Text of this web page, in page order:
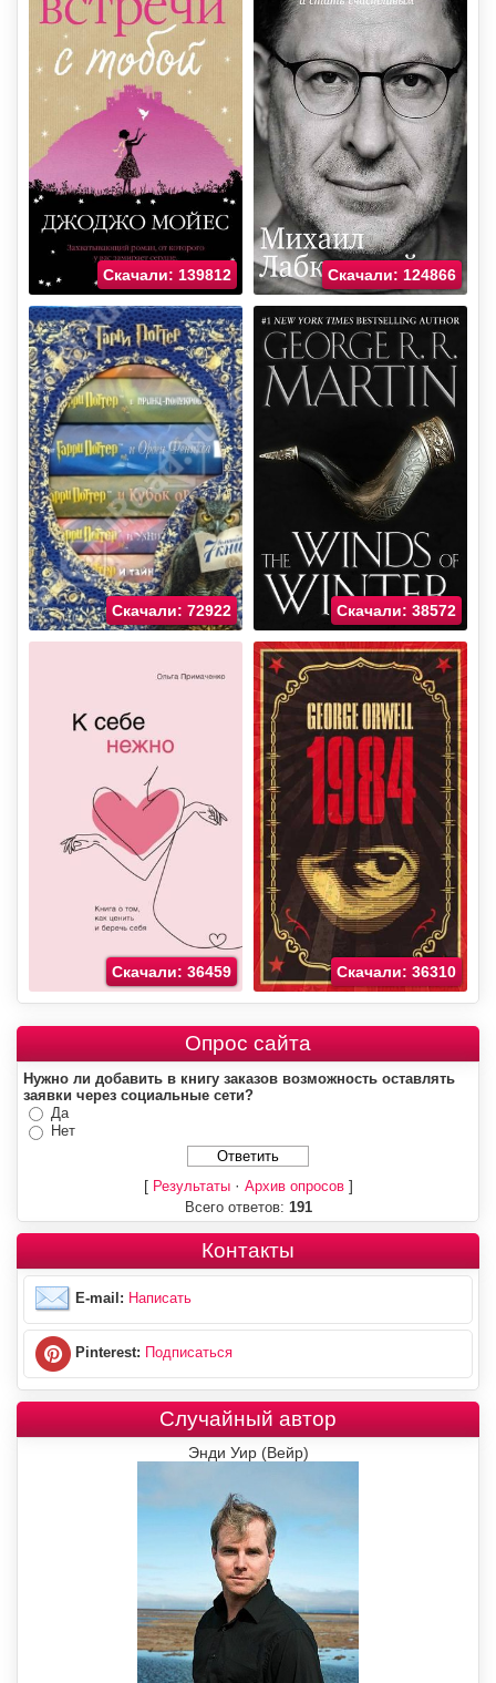
Скачали: 139812 Скачали: 124866
Скачали: 72922 Скачали: 38572
Скачали: 36459 Скачали: 36310
Опрос сайта
Нужно ли добавить в книгу заказов возможность оставлять
заявки через социальные сети?
Да
Нет
[ Результаты· Архив опросов]
Всего ответов: 191
Контакты
E-mail: Написать
Pinterest: Подписаться
Случайный автор
Энди Уир (Вейр)